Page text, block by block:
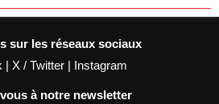
sur les réseaux sociaux
| X / Twitter | Instagram
à notre newsletter